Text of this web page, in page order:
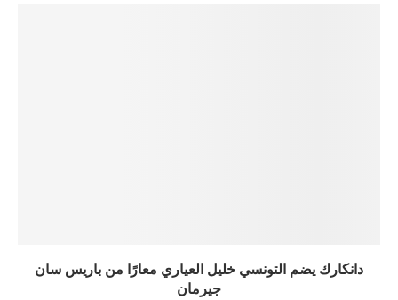
دانكارك يضم التونسي خليل العياري معارًا من باريس سان
جيرمان